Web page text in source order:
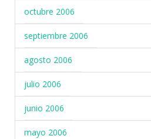
octubre 2006
septiembre 2006
agosto 2006
julio 2006
junio 2006
mayo 2006